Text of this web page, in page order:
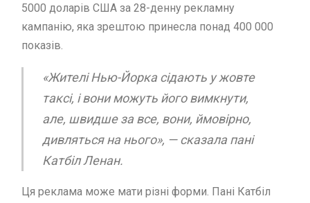
5000 доларів США за 28-денну рекламну
кампанію, яка зрештою принесла понад 400 000
показів.
«Жителі Нью-Йорка сідають у жовте
таксі, і вони можуть його вимкнути,
але, швидше за все, вони, ймовірно,
дивляться на нього», — сказала пані
Катбіл Ленан.
Ця реклама може мати різні форми. Пані Катбіл